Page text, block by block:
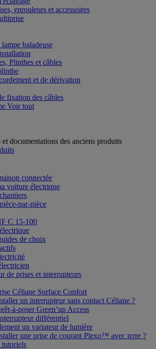
enrouleurs et accessoires
baladeuse
Plinthes et câbles
et de dérivation
fixation des câbles
Voir tout
documentations des anciens produits
connectée
voiture électrique
par-pièce
C 15-100
de choix
de prises et interrupteurs
Céliane Surface Confort
un interrupteur sans contact Céliane ?
à-poser Green’up Access
différentiel
un variateur de lumière
une prise de courant Plexo™ avec terre ?
tutoriels